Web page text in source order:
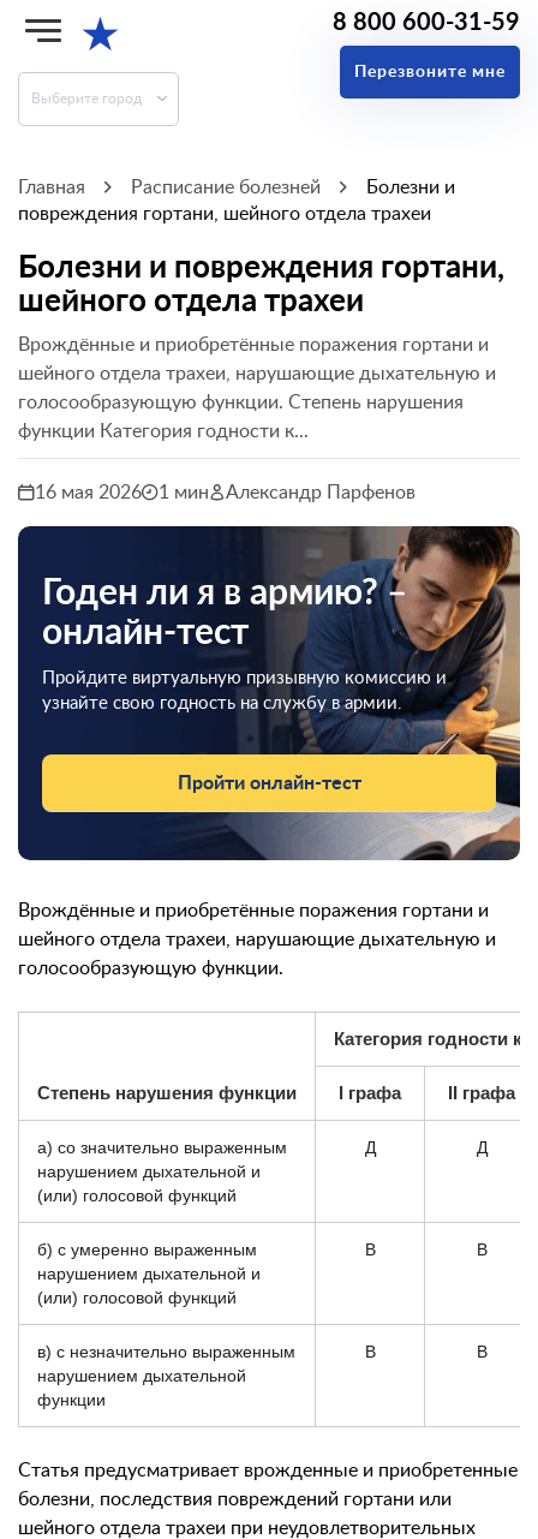
★
Выберите город
8 800 600-31-59
Перезвоните мне
Главная Расписание болезней
Болезни и
повреждения гортани, шейного отдела трахеи
Болезни и повреждения гортани,
шейного отдела трахеи
Врождённые и приобретённые поражения гортани и
шейного отдела трахеи, нарушающие дыхательную и
голосообразующую функции. Степень нарушения
функции Категория годности к...
16 мая 2026 1 мин Александр Парфенов
Годен ли я в армию? –
онлайн-тест
Пройдите виртуальную призывную комиссию и
узнайте свою годность на службу в армии.
Пройти онлайн-тест
Врождённые и приобретённые поражения гортани и
шейного отдела трахеи, нарушающие дыхательную и
голосообразующую функции.
Степень нарушения функции
Категория годности к
I графа II графа
а) со значительно выраженным
нарушением дыхательной и
(или) голосовой функций
Д Д
б) с умеренно выраженным
нарушением дыхательной и
(или) голосовой функций
В В
в) с незначительно выраженным
нарушением дыхательной
функции
В В
Статья предусматривает врожденные и приобретенные
болезни, последствия повреждений гортани или
шейного отдела трахеи при неудовлетворительных